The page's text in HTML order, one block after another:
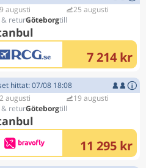
augusti
Göteborg
25 augusti
7 214 kr
hittat: 07/08 18:08
augusti
Göteborg
19 augusti
11 295 kr